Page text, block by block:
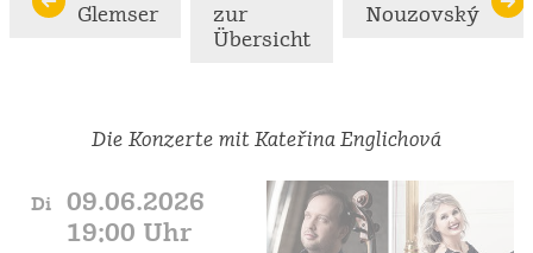
Glemser
zur
Übersicht
Nouzovský
Die Konzerte mit Kateřina Englichová
Di
09.06.2026
19:00 Uhr